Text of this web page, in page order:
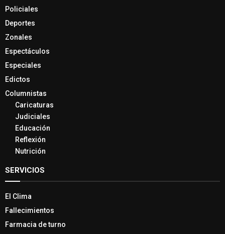
Policiales
Deportes
Zonales
Espectáculos
Especiales
Edictos
Columnistas
Caricaturas
Judiciales
Educación
Reflexión
Nutrición
SERVICIOS
El Clima
Fallecimientos
Farmacia de turno